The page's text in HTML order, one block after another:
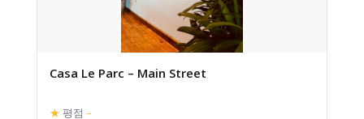
Casa Le Parc – Main Street
★ 평점 –